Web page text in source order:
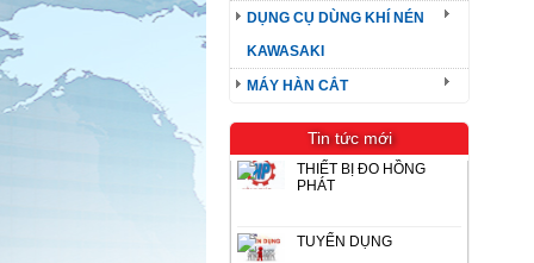
DỤNG CỤ DÙNG KHÍ NÉN
KAWASAKI
MÁY HÀN CẮT
Tin tức mới
THIẾT BỊ ĐO HỒNG
PHÁT
TUYỂN DỤNG